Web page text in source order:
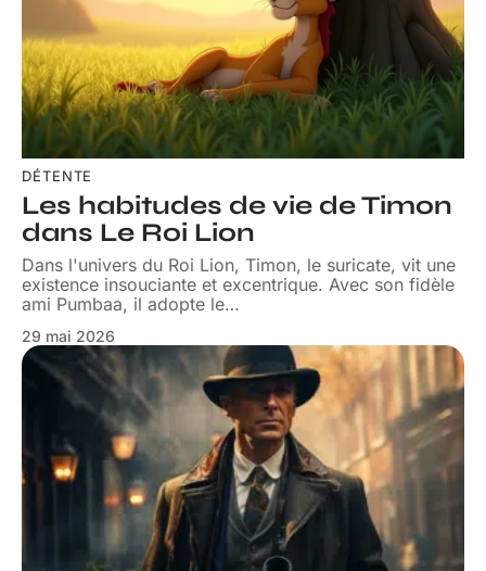
DÉTENTE
Les habitudes de vie de Timon
dans Le Roi Lion
Dans l'univers du Roi Lion, Timon, le suricate, vit une
existence insouciante et excentrique. Avec son fidèle
ami Pumbaa, il adopte le…
29 mai 2026